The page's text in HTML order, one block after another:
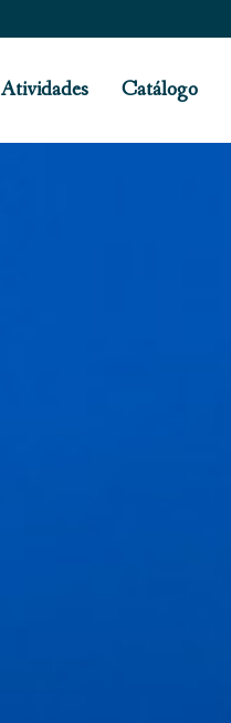
Atividades Catálogo